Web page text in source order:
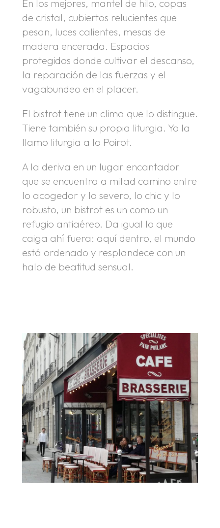
En los mejores, mantel de hilo, copas
de cristal, cubiertos relucientes que
pesan, luces calientes, mesas de
madera encerada. Espacios
protegidos donde cultivar el descanso,
la reparación de las fuerzas y el
vagabundeo en el placer.
El bistrot tiene un clima que lo distingue.
Tiene también su propia liturgia. Yo la
llamo liturgia a lo Poirot.
A la deriva en un lugar encantador
que se encuentra a mitad camino entre
lo acogedor y lo severo, lo chic y lo
robusto, un bistrot es un como un
refugio antiaéreo. Da igual lo que
caiga ahí fuera: aquí dentro, el mundo
está ordenado y resplandece con un
halo de beatitud sensual.